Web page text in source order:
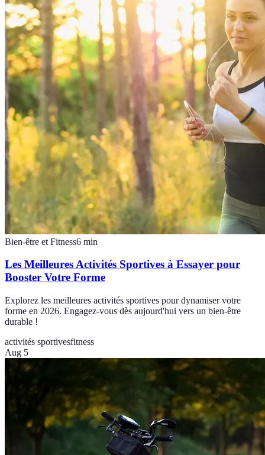
Bien-être et Fitness6 min
Les Meilleures Activités Sportives à Essayer pour
Booster Votre Forme
Explorez les meilleures activités sportives pour dynamiser votre
forme en 2026. Engagez-vous dès aujourd'hui vers un bien-être
durable !
activités sportivesfitness
Aug 5